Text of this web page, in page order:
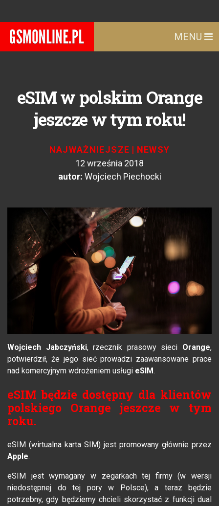
MENU
eSIM w polskim Orange
jeszcze w tym roku!
NAJWAŻNIEJSZE | NEWSY
12 września 2018
autor: Wojciech Piechocki
Wojciech Jabczyński, rzecznik prasowy sieci Orange,
potwierdził, że jego sieć prowadzi zaawansowane prace
nad komercyjnym wdrożeniem usługi eSIM.
eSIM będzie dostępny dla klientów
polskiego Orange jeszcze w tym
roku.
eSIM (wirtualna karta SIM) jest promowany głównie przez
Apple.
eSIM jest wymagany w zegarkach tej firmy (w wersji
niedostępnej do tej pory w Polsce), a teraz będzie
potrzebny, gdy będziemy chcieli skorzystać z funkcji dual